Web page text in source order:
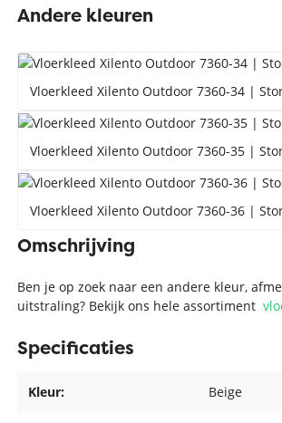
Andere kleuren
Vloerkleed Xilento Outdoor 7360-34 |
Vloerkleed Xilento Outdoor 7360-35 |
Vloerkleed Xilento Outdoor 7360-36 |
Omschrijving
Ben je op zoek naar een andere kleur,
uitstraling? Bekijk ons hele assortiment
Specificaties
Kleur: Beige